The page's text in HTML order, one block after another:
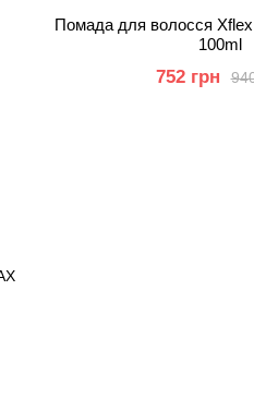
Помада для волосся
100ml
752 грн